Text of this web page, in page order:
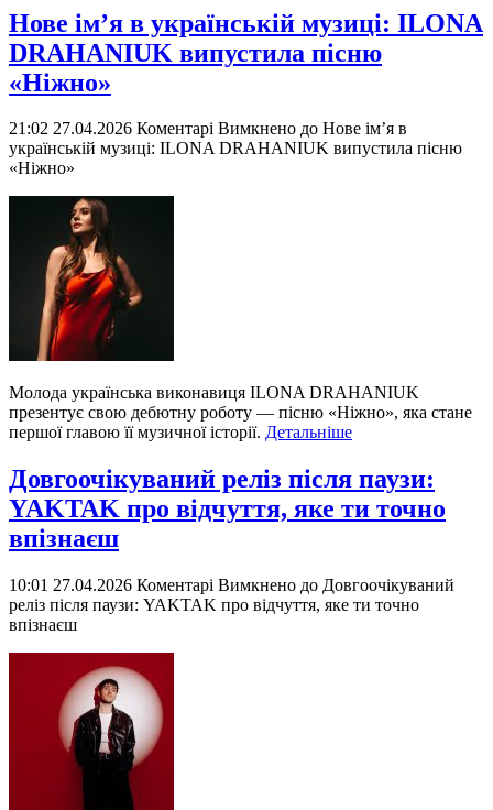
Нове ім’я в українській музиці: ILONA
DRAHANIUK випустила пісню
«Ніжно»
21:02 27.04.2026 Коментарі Вимкнено до Нове ім’я в
українській музиці: ILONA DRAHANIUK випустила пісню
«Ніжно»
Молода українська виконавиця ILONA DRAHANIUK
презентує свою дебютну роботу — пісню «Ніжно», яка стане
першої главою її музичної історії. Детальніше
Довгоочікуваний реліз після паузи:
YAKTAK про відчуття, яке ти точно
впізнаєш
10:01 27.04.2026 Коментарі Вимкнено до Довгоочікуваний
реліз після паузи: YAKTAK про відчуття, яке ти точно
впізнаєш